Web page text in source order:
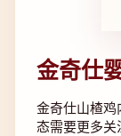
金奇仕
金奇仕山楂
态需要更多关